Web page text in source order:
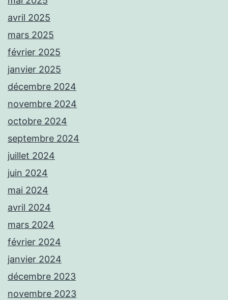
avril 2025
mars 2025
février 2025
janvier 2025
décembre 2024
novembre 2024
octobre 2024
septembre 2024
juillet 2024
juin 2024
mai 2024
avril 2024
mars 2024
février 2024
janvier 2024
décembre 2023
novembre 2023